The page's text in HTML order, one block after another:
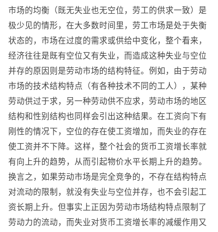
市场的均衡（既无失业也无空位，劳工的供求一致）是
极少见的情形，在大多数时间里，劳工市场是处于失衡
状态的，市场在过度的需求或供给中变化，整个看来，
经济往往是既有空位又有失业，而造成这种失业与空位
并存的原因则是劳动市场的结构特征。例如，由于劳动
市场的技术结构特点（有各种技术不同的工人），某种
劳动供过于求，另一种劳动供不应求，劳动市场的地区
结构和性别结构也同样会引出这种结果。在工资向下有
刚性的情况下，空位的存在使工资增加，而失业的存在
使工资并不下降。这样，整个社会的货币工资增长率就
有向上升的趋势，从而引起物价水平长期上升的趋势。
换言之，如果劳动市场是完全竞争的，不存在结构特点
对流动的限制，就没有失业与空位并存，也不会引起工
资长期上升。但事实上正因为劳动市场结构特点限制了
劳动力的流动，而失业对货币工资增长率的减缓作用又